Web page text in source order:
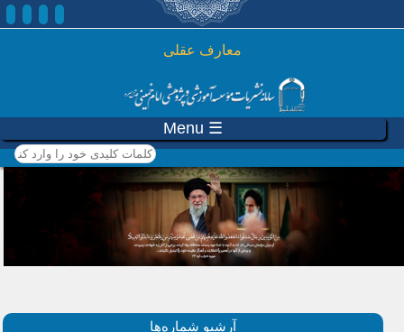
رفتن به محتوای اصلی
معارف عقلی
☰ Menu
کلمات کلیدی خود را وارد
کنید
آرشیو شماره‌ها